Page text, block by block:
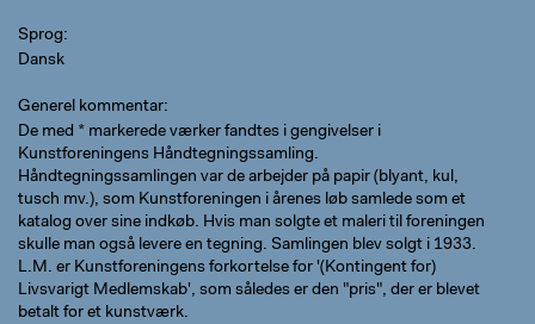
Sprog
Dansk
Generel kommentar
De med * markerede værker fandtes i gengivelser i
Kunstforeningens Håndtegningssamling.
Håndtegningssamlingen var de arbejder på papir (blyant, kul,
tusch mv.), som Kunstforeningen i årenes løb samlede som et
katalog over sine indkøb. Hvis man solgte et maleri til foreningen
skulle man også levere en tegning. Samlingen blev solgt i 1933.
L.M. er Kunstforeningens forkortelse for '(Kontingent for)
Livsvarigt Medlemskab', som således er den "pris", der er blevet
betalt for et kunstværk.